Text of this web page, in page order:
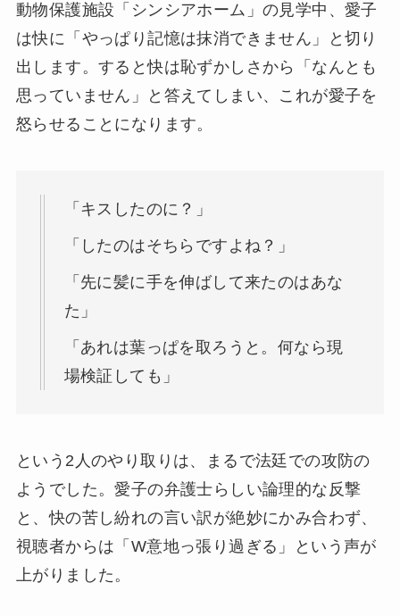
動物保護施設「シンシアホーム」の見学中、愛子
は快に「やっぱり記憶は抹消できません」と切り
出します。すると快は恥ずかしさから「なんとも
思っていません」と答えてしまい、これが愛子を
怒らせることになります。
「キスしたのに？」
「したのはそちらですよね？」
「先に髪に手を伸ばして来たのはあな
た」
「あれは葉っぱを取ろうと。何なら現
場検証しても」
という2人のやり取りは、まるで法廷での攻防の
ようでした。愛子の弁護士らしい論理的な反撃
と、快の苦し紛れの言い訳が絶妙にかみ合わず、
視聴者からは「W意地っ張り過ぎる」という声が
上がりました。